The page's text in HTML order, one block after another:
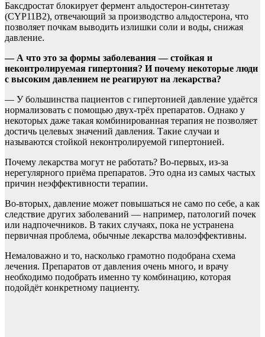
Баксдростат блокирует фермент альдостерон-синтетазу
(CYP11B2), отвечающий за производство альдостерона, что
позволяет почкам выводить излишки соли и воды, снижая
давление.
— А что это за формы заболевания — стойкая и
неконтролируемая гипертония? И почему некоторые люди
с высоким давлением не реагируют на лекарства?
— У большинства пациентов с гипертонией давление удаётся
нормализовать с помощью двух-трёх препаратов. Однако у
некоторых даже такая комбинированная терапия не позволяет
достичь целевых значений давления. Такие случаи и
называются стойкой неконтролируемой гипертонией.
Почему лекарства могут не работать? Во-первых, из-за
нерегулярного приёма препаратов. Это одна из самых частых
причин неэффективности терапии.
Во-вторых, давление может повышаться не само по себе, а как
следствие других заболеваний — например, патологий почек
или надпочечников. В таких случаях, пока не устранена
первичная проблема, обычные лекарства малоэффективны.
Немаловажно и то, насколько грамотно подобрана схема
лечения. Препаратов от давления очень много, и врачу
необходимо подобрать именно ту комбинацию, которая
подойдёт конкретному пациенту.